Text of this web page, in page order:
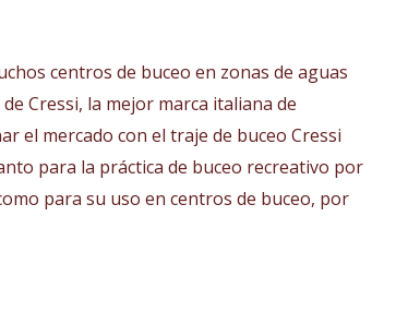
centros de buceo en zonas de aguas
Cressi, la mejor marca italiana de
el mercado con el traje de buceo Cressi
para la práctica de buceo recreativo por
para su uso en centros de buceo, por